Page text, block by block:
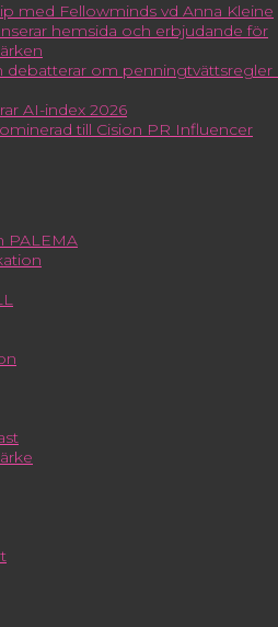
med Fellowminds vd Anna Kleine
hemsida och erbjudande för
debatterar om penningtvättsregler
AI-index 2026
till Cision PR Influencer
PALEMA